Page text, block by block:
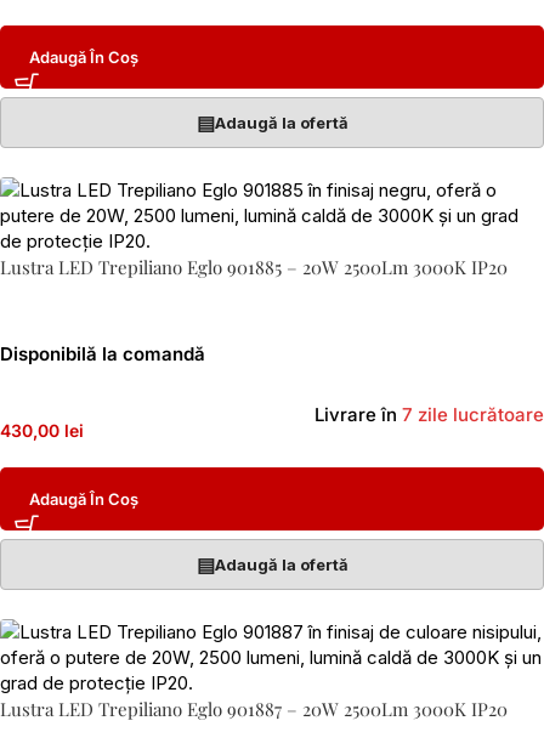
Adaugă În Coș
▤Adaugă la ofertă
Lustra LED Trepiliano Eglo 901885 – 20W 2500Lm 3000K IP20
Disponibilă la comandă
430,00 lei
Livrare în 7 zile lucrătoare
Adaugă În Coș
▤Adaugă la ofertă
Lustra LED Trepiliano Eglo 901887 – 20W 2500Lm 3000K IP20